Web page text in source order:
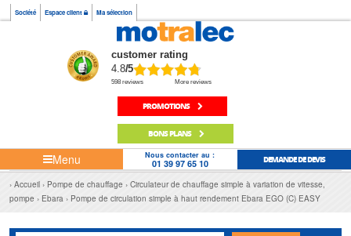
Société Espace client Ma sélection
customer rating
4.8/5
598 reviews More reviews
PROMOTIONS
BONS PLANS
Menu Nous contacter au :
01 39 97 65 10 DEMANDE DE DEVIS
Accueil Pompe de chauffage
Circulateur de chauffage simple à variation de vitesse,
pompe
Ebara Pompe de circulation simple à haut rendement Ebara EGO (C) EASY